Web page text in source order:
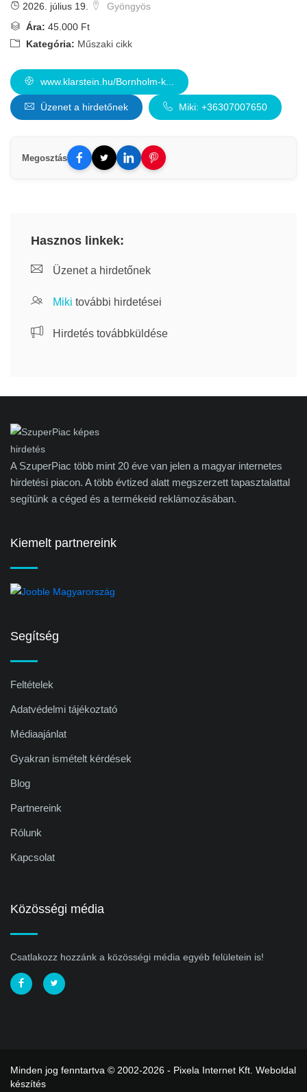
2026. július 19.
Gyöngyös
Ára: 45.000 Ft
Kategória: Műszaki cikk
www.klarstein.hu/Bornholm-k...
Üzenet a hirdetőnek Miki: +36307007650
Megosztás
Hasznos linkek:
Üzenet a hirdetőnek
Miki további hirdetései
Hirdetés továbbküldése
A SzuperPiac több mint 20 éve van jelen a magyar internetes
hirdetési piacon. A több évtized alatt megszerzett tapasztalattal
segítünk a céged és a termékeid reklámozásában.
Kiemelt partnereink
Segítség
Feltételek
Adatvédelmi tájékoztató
Médiaajánlat
Gyakran ismételt kérdések
Blog
Partnereink
Rólunk
Kapcsolat
Közösségi média
Csatlakozz hozzánk a közösségi média egyéb felületein is!
Minden jog fenntartva © 2002-2026 - Pixela Internet Kft. Weboldal
készítés